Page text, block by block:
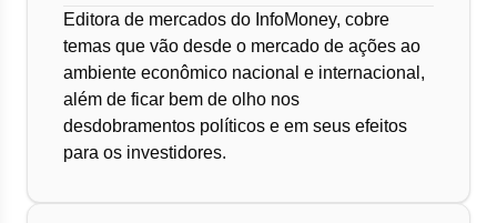
Editora de mercados do InfoMoney, cobre
temas que vão desde o mercado de ações ao
ambiente econômico nacional e internacional,
além de ficar bem de olho nos
desdobramentos políticos e em seus efeitos
para os investidores.